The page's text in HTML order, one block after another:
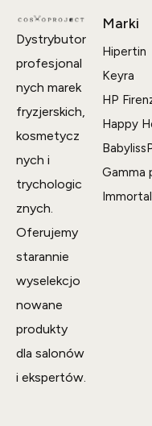
Dystrybutor
profesjonal
nych marek
fryzjerskich,
kosmetycz
nych i
trychologic
znych.
Oferujemy
starannie
wyselekcjo
nowane
produkty
dla salonów
i ekspertów.
Marki
Hipertin
Keyra
HP
Happy
Gamma
Immortal